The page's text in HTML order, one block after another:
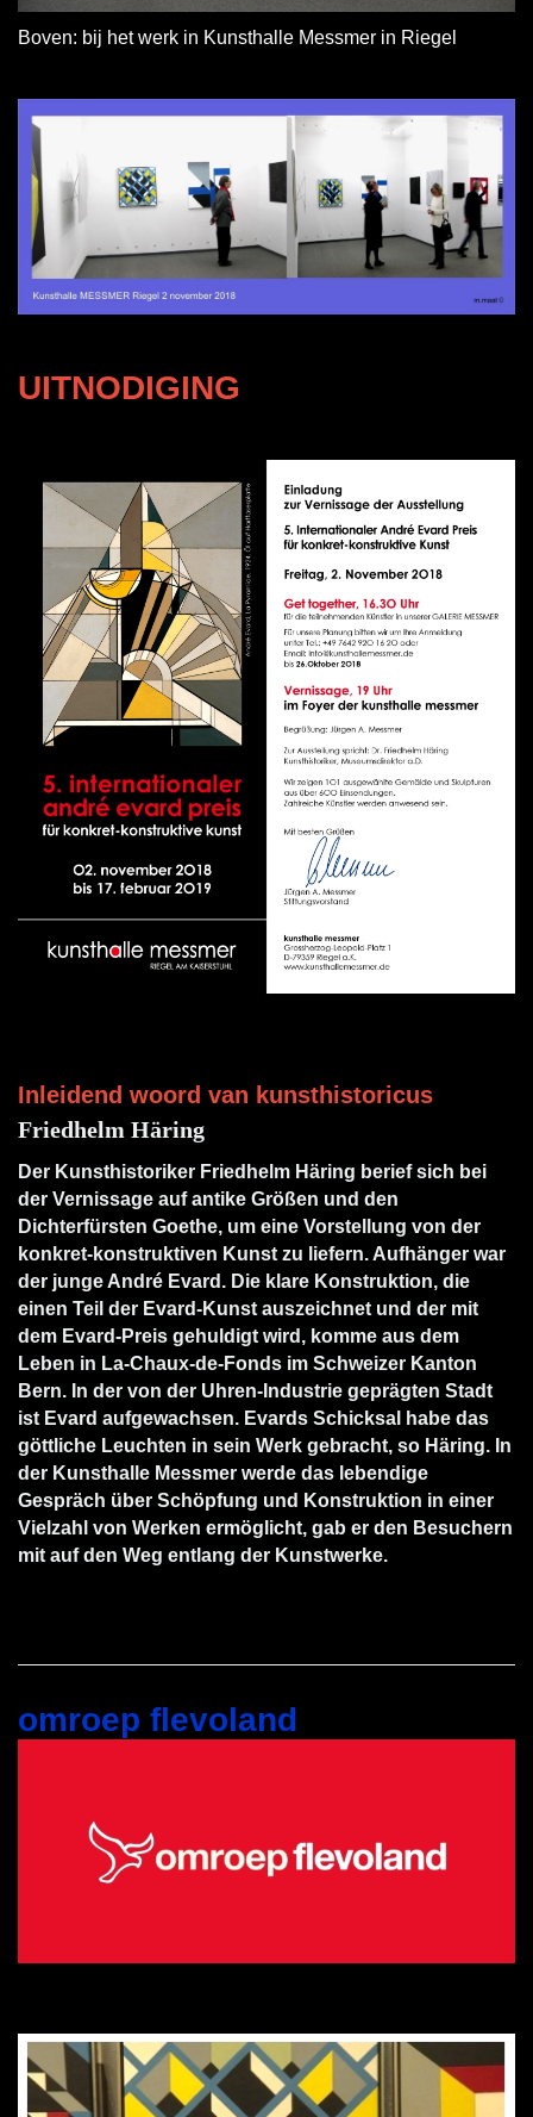
Boven: bij het werk in Kunsthalle Messmer in Riegel
UITNODIGING
Inleidend woord van kunsthistoricus
Friedhelm Häring
Der Kunsthistoriker Friedhelm Häring berief sich bei
der Vernissage auf antike Größen und den
Dichterfürsten Goethe, um eine Vorstellung von der
konkret-konstruktiven Kunst zu liefern. Aufhänger war
der junge André Evard. Die klare Konstruktion, die
einen Teil der Evard-Kunst auszeichnet und der mit
dem Evard-Preis gehuldigt wird, komme aus dem
Leben in La-Chaux-de-Fonds im Schweizer Kanton
Bern. In der von der Uhren-Industrie geprägten Stadt
ist Evard aufgewachsen. Evards Schicksal habe das
göttliche Leuchten in sein Werk gebracht, so Häring. In
der Kunsthalle Messmer werde das lebendige
Gespräch über Schöpfung und Konstruktion in einer
Vielzahl von Werken ermöglicht, gab er den Besuchern
mit auf den Weg entlang der Kunstwerke.
omroep flevoland